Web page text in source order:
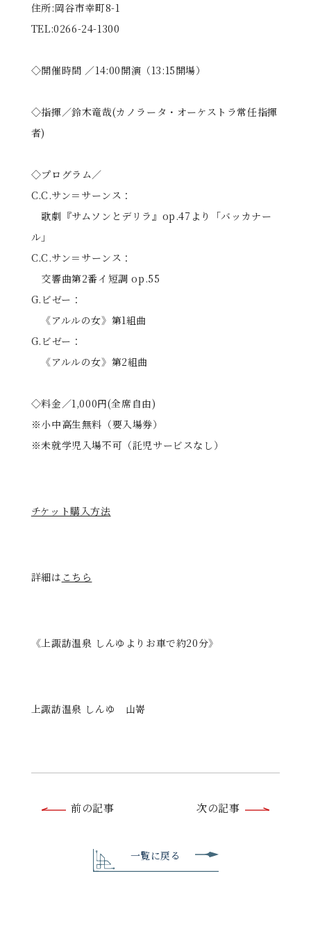
住所:岡谷市幸町8-1
TEL:0266-24-1300
◇開催時間 ／14:00開演（13:15開場）
◇指揮／鈴木竜哉(カノラータ・オーケストラ常任指揮
者)
◇プログラム／
C.C.サン＝サーンス：
歌劇『サムソンとデリラ』op.47より「バッカナー
ル」
C.C.サン＝サーンス：
交響曲第2番イ短調 op.55
G.ビゼー：
《アルルの女》第1組曲
G.ビゼー：
《アルルの女》第2組曲
◇料金／1,000円(全席自由)
※小中高生無料（要入場券）
※未就学児入場不可（託児サービスなし）
チケット購入方法
詳細は こちら
《上諏訪温泉 しんゆよりお車で約20分》
上諏訪温泉 しんゆ 山嵜
前の記事 次の記事
一覧に戻る